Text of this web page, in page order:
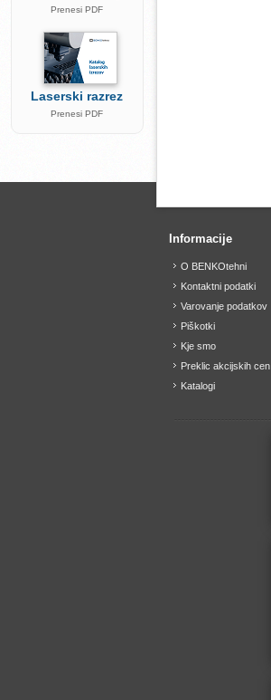
Prenesi PDF
Laserski razrez
Prenesi PDF
Informacije
O BENKOtehni
Kontaktni podatki
Varovanje podatkov
Piškotki
Kje smo
Preklic akcijskih cen
Katalogi